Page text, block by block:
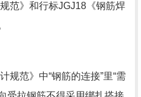
范》和行标JGJ18《钢筋焊
规范》中“钢筋的连接”里“需